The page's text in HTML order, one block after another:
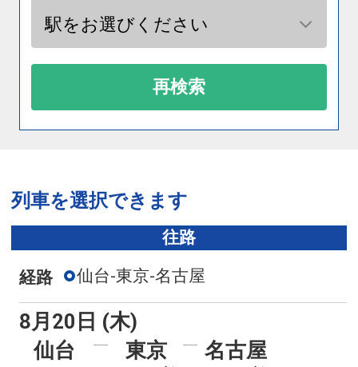
再検索
列車を選択できます
往路
経路 仙台-東京-名古屋
8月20日 (木)
仙台
東京 名古屋